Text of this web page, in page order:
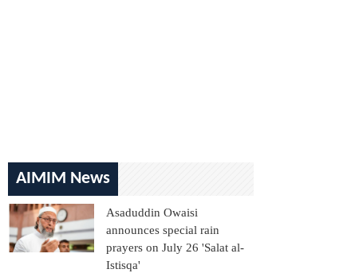
AIMIM News
Asaduddin Owaisi
announces special rain
prayers on July 26 'Salat al-
Istisqa'